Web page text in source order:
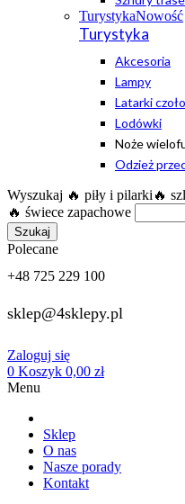
TurystykaNowość
Turystyka
Akcesoria
Lampy
Latarki
Lodówki
Noże
Odzież
Wyszukaj 🔥 piły i pilarki 🔥
🔥 świece zapachowe
Szukaj
Polecane
+48 725 229 100
sklep@4sklepy.pl
Zaloguj się
0 Koszyk 0,00 zł
Menu
Sklep
O nas
Nasze porady
Kontakt